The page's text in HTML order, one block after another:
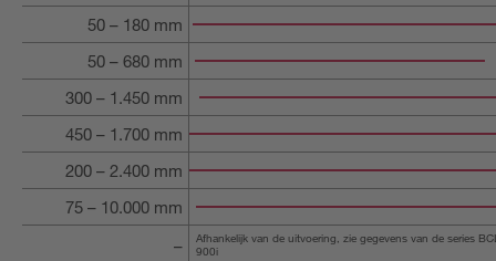
50 – 180 mm
50 – 680 mm
300 – 1.450 mm
450 – 1.700 mm
200 – 2.400 mm
75 – 10.000 mm
–
Afhankelijk van de uitvoering, zie gegevens van de series
900i